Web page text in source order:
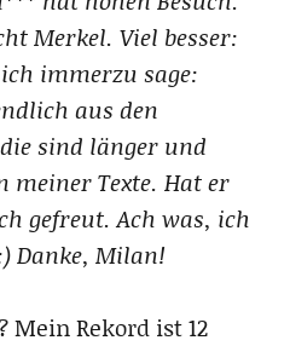
Merkel. Viel besser:
immerzu sage:
aus den
sind länger und
meiner Texte. Hat er
gefreut. Ach was, ich
Danke, Milan!
Rekord ist 12